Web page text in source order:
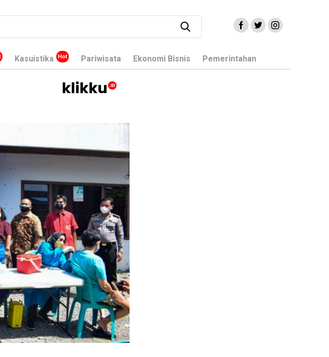
Kasuistika Pariwisata Ekonomi Bisnis Pemerintahan